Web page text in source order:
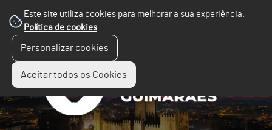
Este site utiliza cookies para melhorar a sua experiência.
Política de cookies.
Personalizar cookies
Aceitar todos os Cookies